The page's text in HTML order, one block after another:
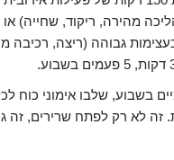
גבוהה (ריצה, רכיבה
בשבוע, שלבו אימוני כוח
זה לא רק לפתח שרירים,